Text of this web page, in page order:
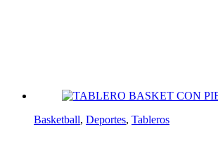
Basketball, Deportes, Tableros